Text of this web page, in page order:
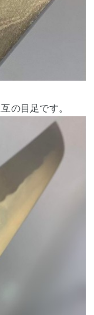
の目足です。